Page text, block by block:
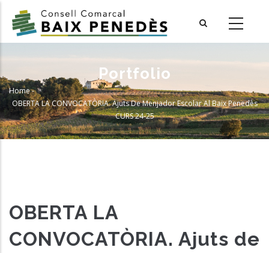
main
Portfolio
Breadcrumb
Home-
OBERTA LA CONVOCATÒRIA. Ajuts De Menjador Escolar Al Baix Penedès
CURS 24-25
OBERTA LA
CONVOCATÒRIA. Ajuts de